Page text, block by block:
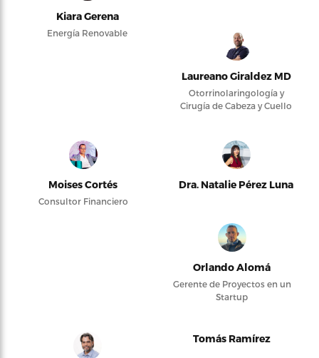
Kiara Gerena
Energía Renovable
Laureano Giraldez MD
Otorrinolaringología y
Cirugía de Cabeza y Cuello
Moises Cortés
Consultor Financiero
Dra. Natalie Pérez Luna
Orlando Alomá
Gerente de Proyectos en un
Startup
Tomás Ramírez